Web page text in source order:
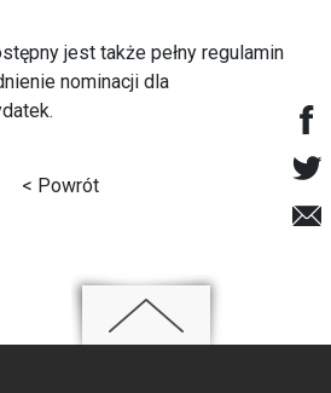
jest także pełny regulamin
nominacji dla
< Powrót